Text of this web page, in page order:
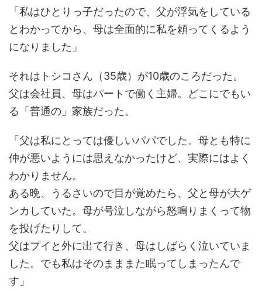
「私はひとりっ子だったので、父が浮気をしている
とわかってから、母は全面的に私を頼ってくるよう
になりました」
それはトシコさん（35歳）が10歳のころだった。
父は会社員、母はパートで働く主婦。どこにでもい
る「普通の」家族だった。
「父は私にとっては優しいパパでした。母とも特に
仲が悪いようには思えなかったけど、実際にはよく
わかりません。
ある晩、うるさいので目が覚めたら、父と母が大ゲ
ンカしていた。母が号泣しながら怒鳴りまくって物
を投げたりして。
父はプイと外に出て行き、母はしばらく泣いていま
した。でも私はそのまままた眠ってしまったんで
す」